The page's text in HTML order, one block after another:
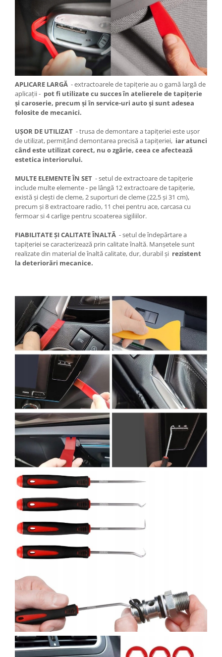
APLICARE LARGĂ - extractoarele de tapițerie au o gamă largă de
aplicații - pot fi utilizate cu succes în atelierele de tapițerie
și caroserie, precum și în service-uri auto și sunt adesea
folosite de mecanici.
UȘOR DE UTILIZAT - trusa de demontare a tapițeriei este ușor
de utilizat, permițând demontarea precisă a tapițeriei, iar atunci
când este utilizat corect, nu o zgârie, ceea ce afectează
estetica interiorului.
MULTE ELEMENTE ÎN SET - setul de extractoare de tapițerie
include multe elemente - pe lângă 12 extractoare de tapițerie,
există și clești de cleme, 2 suporturi de cleme (22,5 și 31 cm),
precum și 8 extractoare radio, 11 chei pentru ace, carcasa cu
fermoar si 4 carlige pentru scoaterea sigiliilor.
FIABILITATE ȘI CALITATE ÎNALTĂ - setul de îndepărtare a
tapițeriei se caracterizează prin calitate înaltă. Manșetele sunt
realizate din material de înaltă calitate, dur, durabil și rezistent
la deteriorări mecanice.